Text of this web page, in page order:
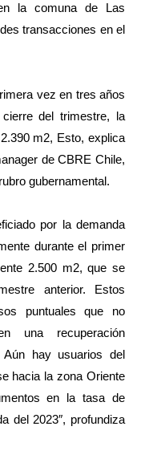
la comuna de Las
transacciones en el
vez en tres años
del trimestre, la
m2, Esto, explica
de CBRE Chile,
gubernamental.
por la demanda
durante el primer
2.500 m2, que se
anterior. Estos
puntuales que no
una recuperación
Aún hay usuarios del
hacia la zona Oriente
en la tasa de
del 2023″, profundiza